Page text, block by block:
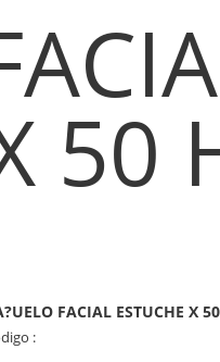
50
FACIAL ESTUCHE X
: